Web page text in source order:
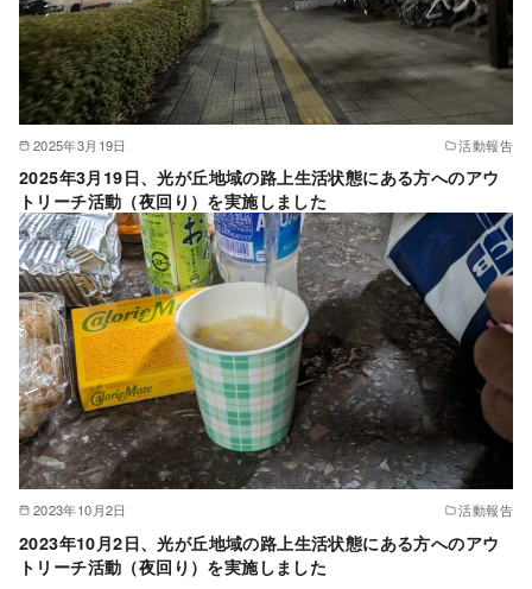
2025年3月19日 活動報告
2025年3月19日、光が丘地域の路上生活状態にある方へのアウ
トリーチ活動（夜回り）を実施しました
2023年10月2日 活動報告
2023年10月2日、光が丘地域の路上生活状態にある方へのアウ
トリーチ活動（夜回り）を実施しました